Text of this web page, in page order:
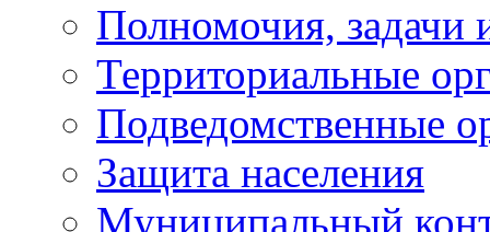
Полномочия, задачи
Территориальные
Подведомственные
Защита населения
Муниципальный